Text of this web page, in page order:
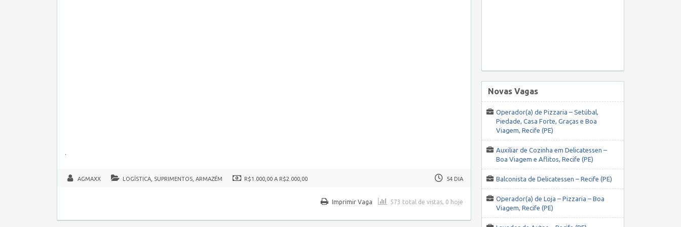
.
AGMAXX LOGÍSTICA, SUPRIMENTOS, ARMAZÉM R$1.000,00 A R$2.000,00 54 DIA
573 total de vistas, 0 hoje
Imprimir Vaga
Novas Vagas
Operador(a) de Pizzaria – Setúbal,
Piedade, Casa Forte, Graças e Boa
Viagem, Recife (PE)
Auxiliar de Cozinha em Delicatessen –
Boa Viagem e Aflitos, Recife (PE)
Balconista de Delicatessen – Recife (PE)
Operador(a) de Loja – Pizzaria – Boa
Viagem, Recife (PE)